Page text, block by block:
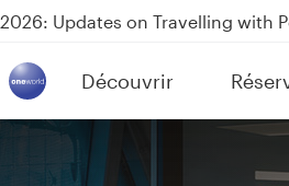
Updates on Travelling with
2026: Qatar Airways flight
Expands Global Network to
Découvrir
(active)